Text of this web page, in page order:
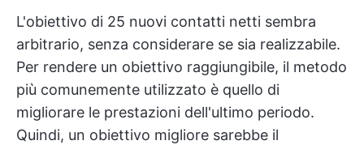
L'obiettivo di 25 nuovi contatti netti sembra
arbitrario, senza considerare se sia realizzabile.
Per rendere un obiettivo raggiungibile, il metodo
più comunemente utilizzato è quello di
migliorare le prestazioni dell'ultimo periodo.
Quindi, un obiettivo migliore sarebbe il